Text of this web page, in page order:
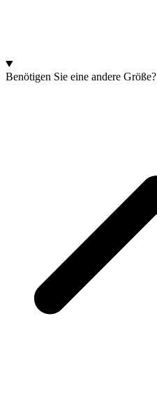
Benötigen Sie eine andere Größe?